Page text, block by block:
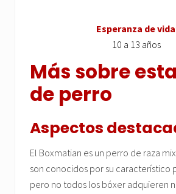
Esperanza de vida
10 a 13 años
Más sobre
de perro
Aspectos
El Boxmatian es un perro de raza
son conocidos por su característico
pero no todos los bóxer adquieren